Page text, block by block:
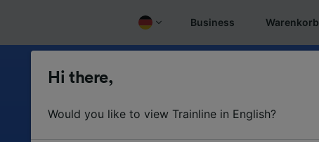
Business Warenkorb
Hi there,
Would you like to view Trainline in English?